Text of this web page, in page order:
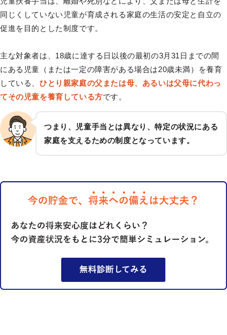
同じくしていない児童が育成される家庭の生活の安定と自立の
促進を目的とした制度です。
主な対象者は、18歳に達する日以後の最初の3月31日までの間
にある児童（または一定の障害がある場合は20歳未満）を養育
している、 ひとり親家庭の父または母、あるいは父母に代わっ
てその児童を養育している方です。
つまり、児童手当とは異なり、特定の状況にある
家庭を支えるための制度となっています。